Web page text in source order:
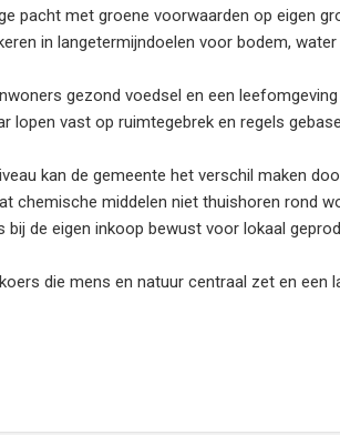
pacht met groene voorwaarden op eigen
in langetermijndoelen voor bodem,
gezond voedsel en een
lopen vast op ruimtegebrek en regels
kan de gemeente het verschil maken
chemische middelen niet thuishoren rond
bij de eigen inkoop bewust voor lokaal
die mens en natuur centraal zet en een